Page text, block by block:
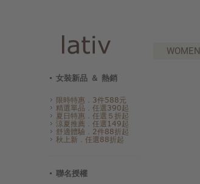
WOMEN
女裝新品 ＆ 熱銷
限時特惠．3件588元
精選單品．任選390起
夏日特惠．任選５折起
涼夏推薦．任選149起
舒適體驗．2件88折起
秋上新．任選88折起
聯名授權